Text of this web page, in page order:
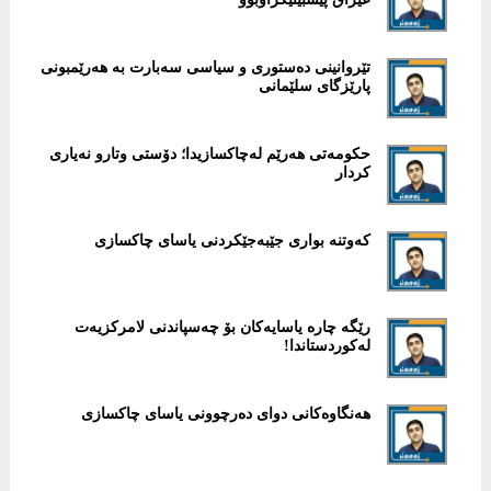
‎تێروانینی دەستوری و سیاسی سەبارت بە هەرێمبونی
پارێزگای سلێمانی
حكومەتی هەرێم لەچاكسازیدا؛ دۆستی وتارو نەیاری
كردار
كه‌وتنه‌ بواری جێبه‌جێكردنی یاسای چاكسازی
رێگە چارە یاسایەكان بۆ چەسپاندنی لامركزیەت
لەكوردستاندا!
هەنگاوەكانی دوای دەرچوونی یاسای چاكسازی